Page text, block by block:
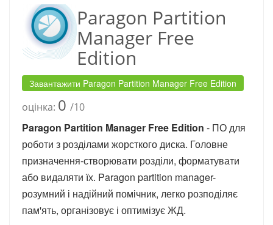
Paragon Partition
Manager Free
Edition
Завантажити Paragon Partition Manager Free Edition
оцінка: 0 /10
Paragon Partition Manager Free Edition - ПО для
роботи з розділами жорсткого диска. Головне
призначення-створювати розділи, форматувати
або видаляти їх. Paragon partition manager-
розумний і надійний помічник, легко розподіляє
пам'ять, організовує і оптимізує ЖД.